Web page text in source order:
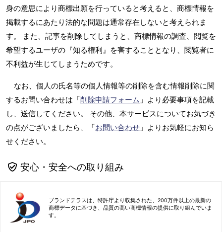
身の意思により商標出願を行っていると考えると、商標情報を
掲載するにあたり法的な問題は通常存在しないと考えられま
す。 また、記事を削除してしまうと、商標情報の調査、閲覧を
希望するユーザの『知る権利』を害することとなり、閲覧者に
不利益が生じてしまうためです。
なお、個人の氏名等の個人情報等の削除を含む情報削除に関
するお問い合わせは「削除申請フォーム 」より必要事項を記載
し、送信してください。 その他、本サービスについてお気づき
の点がございましたら、「お問い合わせ 」よりお気軽にお知ら
せください。
安心・安全への取り組み
ブランドテラスは、特許庁より収集された、200万件以上の最新の
商標データに基づき、品質の高い商標情報の提供に取り組んでいま
す。